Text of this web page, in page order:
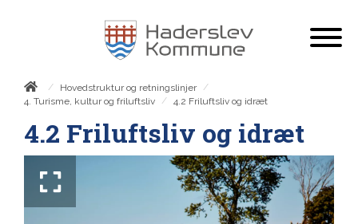
/ Hovedstruktur og retningslinjer
/
4. Turisme, kultur og friluftsliv
/ 4.2 Friluftsliv og idræt
4.2 Friluftsliv og idræt